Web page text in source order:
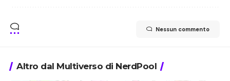
Nessun commento
Altro dal Multiverso di NerdPool